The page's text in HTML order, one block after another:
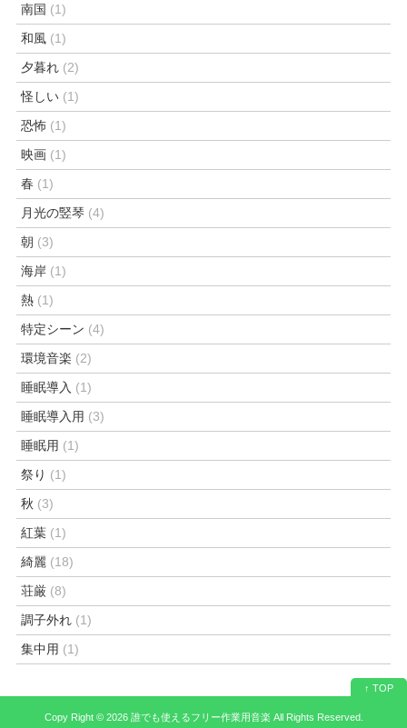
南国 (1)
和風 (1)
夕暮れ (2)
怪しい (1)
恐怖 (1)
映画 (1)
春 (1)
月光の竪琴 (4)
朝 (3)
海岸 (1)
熱 (1)
特定シーン (4)
環境音楽 (2)
睡眠導入 (1)
睡眠導入用 (3)
睡眠用 (1)
祭り (1)
秋 (3)
紅葉 (1)
綺麗 (18)
荘厳 (8)
調子外れ (1)
集中用 (1)
↑ TOP
Copy Right © 2026 誰でも使えるフリー作業用音楽 All Rights Reserved.